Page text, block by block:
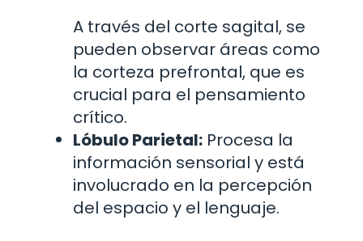
A través del corte sagital, se
pueden observar áreas como
la corteza prefrontal, que es
crucial para el pensamiento
crítico.
Lóbulo Parietal: Procesa la
información sensorial y está
involucrado en la percepción
del espacio y el lenguaje.